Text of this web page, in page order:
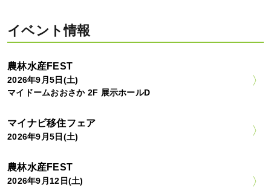
イベント情報
農林水産FEST
2026年9月5日(土)
マイドームおおさか 2F 展示ホールD
マイナビ移住フェア
2026年9月5日(土)
農林水産FEST
2026年9月12日(土)